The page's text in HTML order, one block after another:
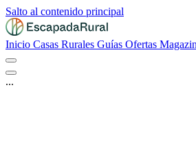
Salto al contenido principal
Inicio Casas Rurales Guías Ofertas
...